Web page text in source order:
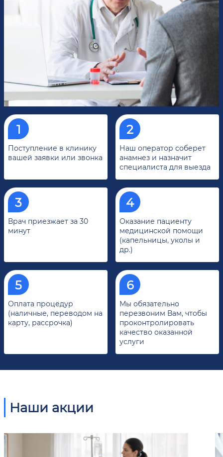
Поступление в клинику
вашей заявки или звонка
Наш оператор соберет
анамнез и назначит
специалиста для выезда
Врач приезжает за 30
минут
Оказание пациенту
медицинской помощи
(капельницы, уколы и
др.)
Оплата процедур
(наличные, переводом на
карту, рассрочка)
Мы обязательно
перезвоним Вам, чтобы
проконтролировать
качество оказанной
услуги
Наши акции